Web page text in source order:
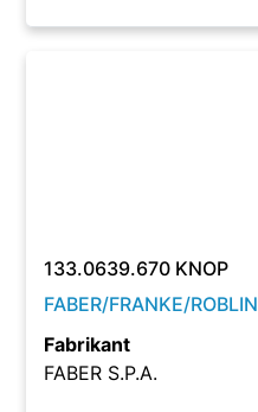
133.0639.670 KNOP
FABER/FRANKE/ROBLIN
Fabrikant
FABER S.P.A.